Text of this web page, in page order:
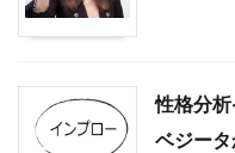
性格分
ベジー